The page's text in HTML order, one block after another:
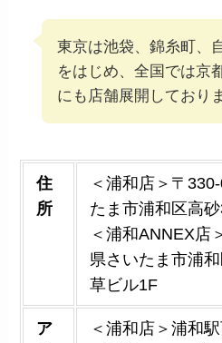
東京は池袋、錦糸町、
をはじめ、全国では京
にも店舗展開しており
住
所
＜浦和店＞〒
たま市浦和区高
＜浦和ANNEX
県さいたま市浦
草ビル1F
ア
＜浦和店＞浦和